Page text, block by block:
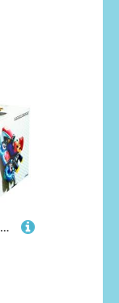
Mario Kart L67936 Jalousie kaufen